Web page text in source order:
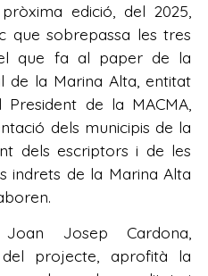
edició, del 2025,
que sobrepassa les tres
que fa al paper de la
de la Marina Alta, entitat
de la MACMA,
dels municipis de la
dels escriptors i de les
indrets de la Marina Alta
Josep Cardona,
projecte, aprofità la